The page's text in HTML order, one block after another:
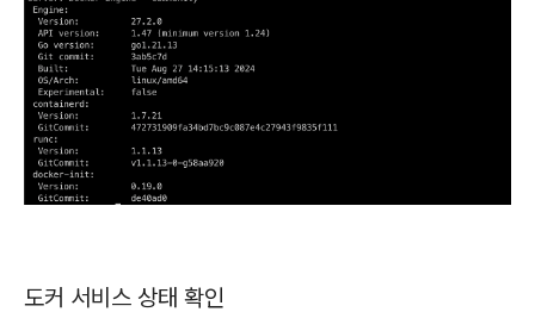
도커 서비스 상태 확인